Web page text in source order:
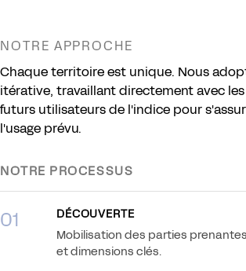
NOTRE APPROCHE
Chaque territoire est unique. Nous
itérative, travaillant directement avec
futurs utilisateurs de l'indice pour
l'usage prévu.
NOTRE PROCESSUS
01 DÉCOUVERTE
Mobilisation des parties
et dimensions clés.